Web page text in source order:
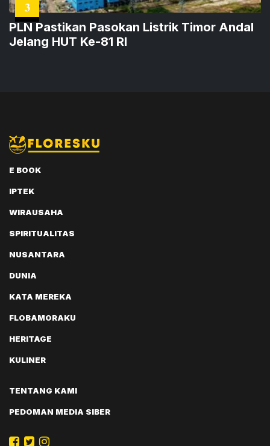
3
PLN Pastikan Pasokan Listrik Timor Andal
Jelang HUT Ke-81 RI
E BOOK
IPTEK
WIRAUSAHA
SPIRITUALITAS
NUSANTARA
DUNIA
KATA MEREKA
FLOBAMORAKU
HERITAGE
KULINER
TENTANG KAMI
PEDOMAN MEDIA SIBER